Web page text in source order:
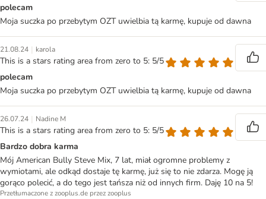
polecam
Moja suczka po przebytym OZT uwielbia tą karmę, kupuje od dawna
21.08.24 | karola
This is a stars rating area from zero to 5: 5/5
polecam
Moja suczka po przebytym OZT uwielbia tą karmę, kupuje od dawna
26.07.24 | Nadine M
This is a stars rating area from zero to 5: 5/5
Bardzo dobra karma
Mój American Bully Steve Mix, 7 lat, miał ogromne problemy z
wymiotami, ale odkąd dostaje tę karmę, już się to nie zdarza. Mogę ją
gorąco polecić, a do tego jest tańsza niż od innych firm. Daję 10 na 5!
Przetłumaczone z zooplus.de przez zooplus